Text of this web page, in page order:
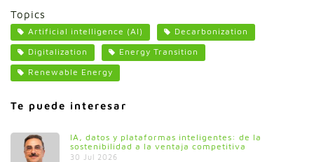
Topics
Artificial intelligence (AI)
Decarbonization
Digitalization
Energy Transition
Renewable Energy
Te puede interesar
IA, datos y plataformas inteligentes: de la
sostenibilidad a la ventaja competitiva
30 Jul 2026